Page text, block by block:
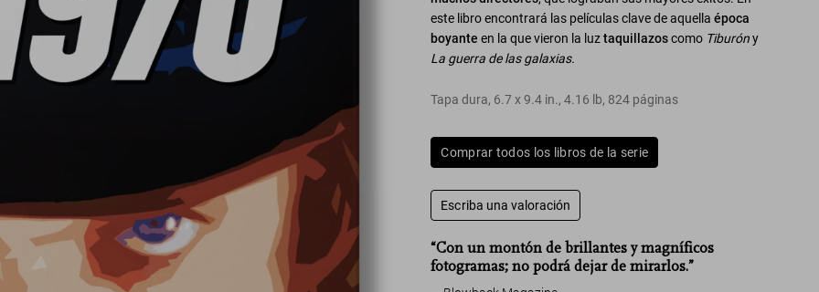
este libro encontrará las películas clave de aquellaépoca
boyante en la que vieron la luztaquillazoscomo Tiburóny
La guerra de las galaxias.
Tapa dura, 6.7 x9.4 in.,4.16 lb, 824 páginas
Comprar todos los libros de la serie
Escriba una valoración
“Con un montón de brillantes y magníficos
fotogramas; no podrá dejar de mirarlos.”